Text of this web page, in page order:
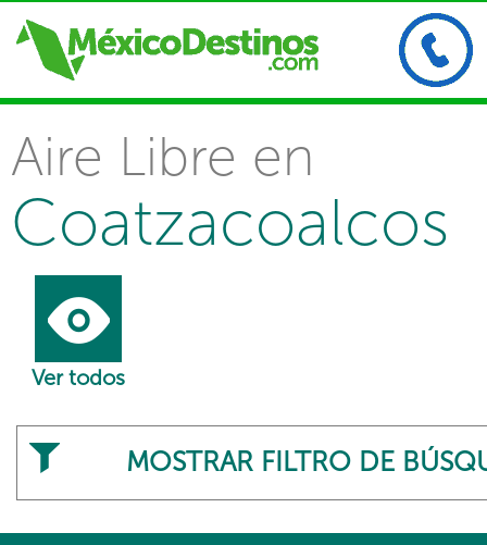
Aire Libre en
Coatzacoalcos
Ver todos
MOSTRAR FILTRO DE